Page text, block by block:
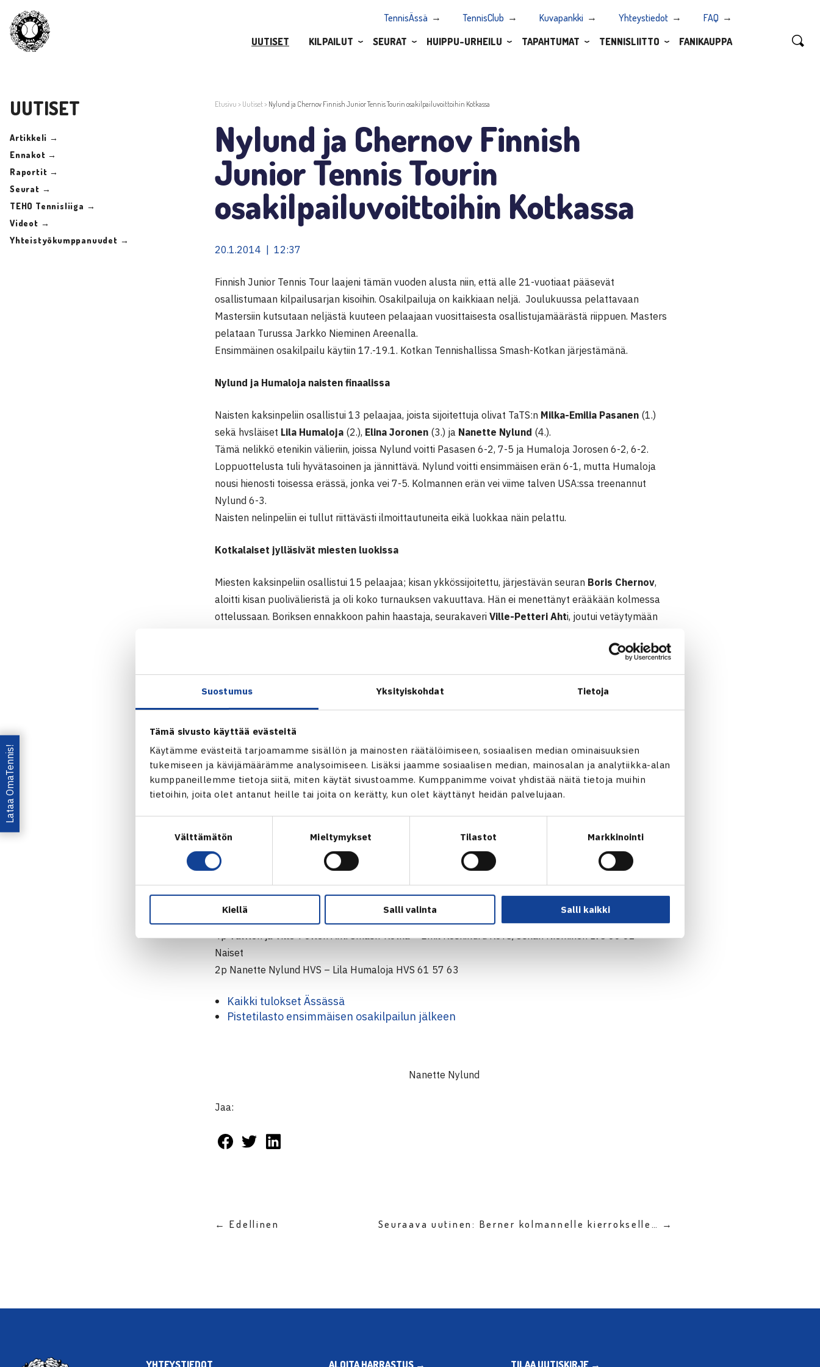
Suostumus Yksityiskohdat Tietoja
Tämä sivusto käyttää evästeitä
Käytämme evästeitä tarjoamamme sisällön ja mainosten räätälöimiseen, sosiaalisen median ominaisuuksien
tukemiseen ja kävijämäärämme analysoimiseen. Lisäksi jaamme sosiaalisen median, mainosalan ja analytiikka-alan
kumppaneillemme tietoja siitä, miten käytät sivustoamme. Kumppanimme voivat yhdistää näitä tietoja muihin
tietoihin, joita olet antanut heille tai joita on kerätty, kun olet käyttänyt heidän palvelujaan.
Välttämätön Mieltymykset Tilastot Markkinointi
Kiellä Salli valinta Salli kaikki
TennisÄssä TennisClub Kuvapankki Yhteystiedot
FAQ
UUTISET
KILPAILUT SEURAT HUIPPU-URHEILU TAPAHTUMAT TENNISLIITTO FANIKAUPPA
UUTISET
Artikkeli →
Ennakot →
Raportit →
Seurat →
TEHO Tennisliiga →
Videot →
Yhteistyökumppanuudet →
Etusivu > Uutiset> Nylund ja Chernov Finnish Junior Tennis Tourin osakilpailuvoittoihin Kotkassa
Nylund ja Chernov Finnish
Junior Tennis Tourin
osakilpailuvoittoihin Kotkassa
20.1.2014 | 12:37
Finnish Junior Tennis Tour laajeni tämän vuoden alusta niin, että alle 21-vuotiaat pääsevät
osallistumaan kilpailusarjan kisoihin. Osakilpailuja on kaikkiaan neljä. Joulukuussa pelattavaan
Mastersiin kutsutaan neljästä kuuteen pelaajaan vuosittaisesta osallistujamäärästä riippuen. Masters
pelataan Turussa Jarkko Nieminen Areenalla.
Ensimmäinen osakilpailu käytiin 17.-19.1. Kotkan Tennishallissa Smash-Kotkan järjestämänä.
Nylund ja Humaloja naisten finaalissa
Naisten kaksinpeliin osallistui 13 pelaajaa, joista sijoitettuja olivat TaTS:n Milka-Emilia Pasanen (1.)
sekä hvsläiset Lila Humaloja (2.), Elina Joronen (3.) ja Nanette Nylund (4.).
Tämä nelikkö etenikin välieriin, joissa Nylund voitti Pasasen 6-2, 7-5 ja Humaloja Jorosen 6-2, 6-2.
Loppuottelusta tuli hyvätasoinen ja jännittävä. Nylund voitti ensimmäisen erän 6-1, mutta Humaloja
nousi hienosti toisessa erässä, jonka vei 7-5. Kolmannen erän vei viime talven USA:ssa treenannut
Nylund 6-3.
Naisten nelinpeliin ei tullut riittävästi ilmoittautuneita eikä luokkaa näin pelattu.
Kotkalaiset jylläsivät miesten luokissa
Miesten kaksinpeliin osallistui 15 pelaajaa; kisan ykkössijoitettu, järjestävän seuran Boris Chernov,
aloitti kisan puolivälieristä ja oli koko turnauksen vakuuttava. Hän ei menettänyt erääkään kolmessa
ottelussaan. Boriksen ennakkoon pahin haastaja, seurakaveri Ville-Petteri Ahti, joutui vetäytymään
Valtteri Ahdille,ja
Chernovin turnausvoitto irtosi melko helposti nuoremmasta Ahdista luvuin 6-1, 6-4.
KoTS:nEmil Koskikurun
Seuraava osakilpailu on 28.-30.3. Meilahden liikuntakeskuksessa Helsingissä, jossa sen järjestää HLK:
Finnish Junior Tennis Tour
1.osakilpailut
17.-19.1.2014 Kotkan tennishalli
Järj: Smash-Kotka
Luokkien loppuottelutulokset
4p Valtteri ja Ville-Petteri Ahti Smash-Kotka – Emil Koskikuru KoTS/Oskari Nieminen LVS 60 61
Naiset
2p Nanette Nylund HVS – Lila Humaloja HVS 61 57 63
Kaikki tulokset Ässässä
Pistetilasto ensimmäisen osakilpailun jälkeen
Nanette Nylund
Jaa:
← Edellinen Seuraava uutinen: Berner kolmannelle kierrokselle… →
Lataa OmaTennis!
YHTEYSTIEDOT ALOITA HARRASTUS → TILAA UUTISKIRJE →